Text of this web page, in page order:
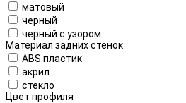
матовый
черный
черный с узором
Материал задних стенок
ABS пластик
акрил
стекло
Цвет профиля